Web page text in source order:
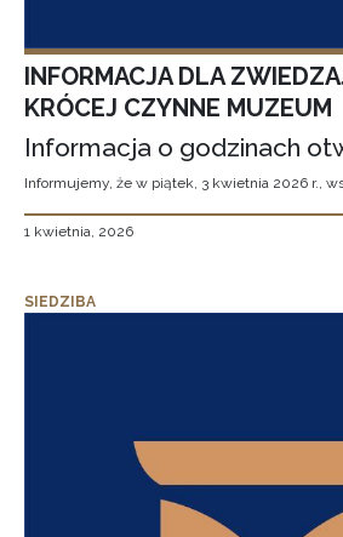
INFORMACJA DLA
KRÓCEJ CZYNNE MUZEUM
Informacja o godzinach
Informujemy, że w piątek, 3 kwietnia 2026 r.,
1 kwietnia, 2026
SIEDZIBA